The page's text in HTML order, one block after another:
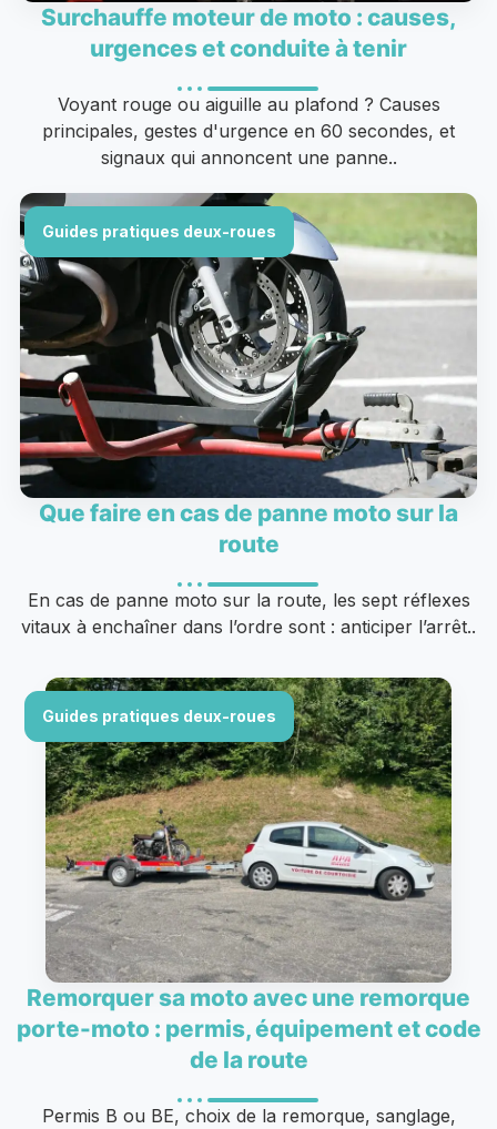
Surchauffe moteur de moto : causes,
urgences et conduite à tenir
Voyant rouge ou aiguille au plafond ? Causes
principales, gestes d'urgence en 60 secondes, et
signaux qui annoncent une panne..
Guides pratiques deux-roues
Que faire en cas de panne moto sur la
route
En cas de panne moto sur la route, les sept réflexes
vitaux à enchaîner dans l’ordre sont : anticiper l’arrêt..
Guides pratiques deux-roues
Remorquer sa moto avec une remorque
porte-moto : permis, équipement et code
de la route
Permis B ou BE, choix de la remorque, sanglage,